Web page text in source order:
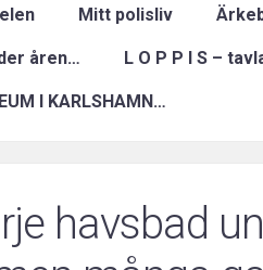
Mitt polisliv
åren… L O P P I S –
I KARLSHAMN…
havsbad